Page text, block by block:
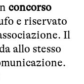
concorso
e riservato
Il
allo stesso